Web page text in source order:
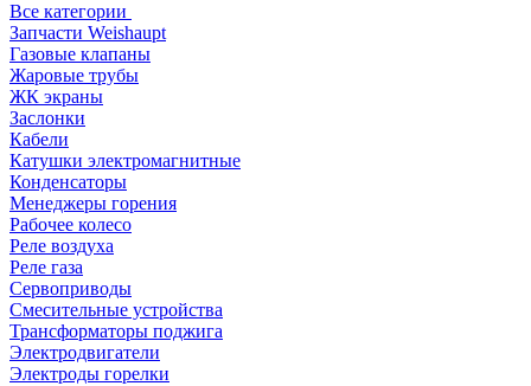
Все категории
Запчасти Weishaupt
Газовые клапаны
Жаровые трубы
ЖК экраны
Заслонки
Кабели
Катушки электромагнитные
Конденсаторы
Менеджеры горения
Рабочее колесо
Реле воздухa
Реле газа
Сервоприводы
Смесительные устройства
Трансформаторы поджига
Электродвигатели
Электроды горелки